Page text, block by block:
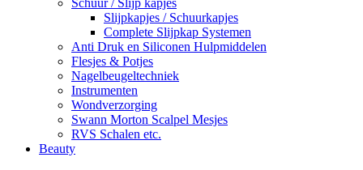
Schuur / Slijp kapjes
Slijpkapjes / Schuurkapjes
Complete Slijpkap Systemen
Anti Druk en Siliconen Hulpmiddelen
Flesjes & Potjes
Nagelbeugeltechniek
Instrumenten
Wondverzorging
Swann Morton Scalpel Mesjes
RVS Schalen etc.
Beauty